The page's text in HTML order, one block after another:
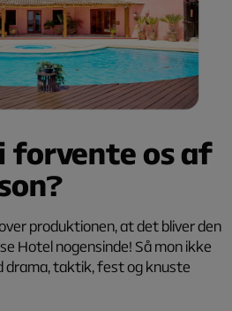
forvente os af
produktionen, at det bliver den
Hotel nogensinde! Så mon ikke
drama, taktik, fest og knuste